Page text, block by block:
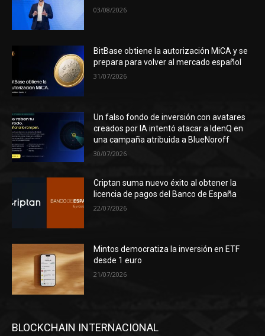
03/08/2026
BitBase obtiene la autorización MiCA y se
prepara para volver al mercado español
31/07/2026
Un falso fondo de inversión con avatares
creados por IA intentó atacar a IdenQ en
una campaña atribuida a BlueNoroff
30/07/2026
Criptan suma nuevo éxito al obtener la
licencia de pagos del Banco de España
22/07/2026
Mintos democratiza la inversión en ETF
desde 1 euro
21/07/2026
BLOCKCHAIN INTERNACIONAL